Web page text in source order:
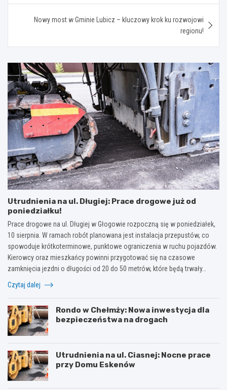
Nowy most w Gminie Lubicz – kluczowy krok ku rozwojowi
regionu!
Utrudnienia na ul. Długiej: Prace drogowe już od
poniedziałku!
Prace drogowe na ul. Długiej w Głogowie rozpoczną się w poniedziałek,
10 sierpnia. W ramach robót planowana jest instalacja przepustów, co
spowoduje krótkoterminowe, punktowe ograniczenia w ruchu pojazdów.
Kierowcy oraz mieszkańcy powinni przygotować się na czasowe
zamknięcia jezdni o długości od 20 do 50 metrów, które będą trwały…
Czytaj dalej
Rondo w Chełmży: Nowa inwestycja dla
bezpieczeństwa na drogach
Utrudnienia na ul. Ciasnej: Nocne prace
przy Domu Eskenów